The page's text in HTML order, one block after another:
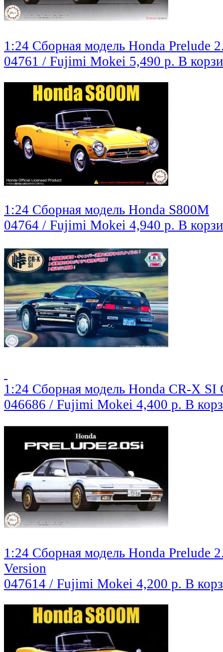
1:24 Сборная модель Honda Prelude
04761 / Fujimi Mokei 5,490 р. В
1:24 Сборная модель Honda S800M
04764 / Fujimi Mokei 4,940 р. В
1:24 Сборная модель Honda CR-X SI
046686 / Fujimi Mokei 4,400 р. В
1:24 Сборная модель Honda Prelude
Version
047614 / Fujimi Mokei 4,200 р. В